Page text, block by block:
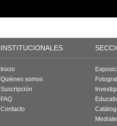
INSTITUCIONALES
Inicio
Quiénes somos
Suscripción
FAQ
Contacto